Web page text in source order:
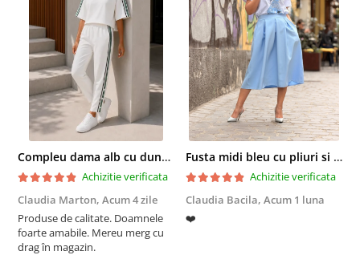
Compleu dama alb cu dungi laterale in nuante de verde si negru
Achizitie verificata
Claudia Marton, Acum 4 zile
Produse de calitate. Doamnele
foarte amabile. Mereu merg cu
drag în magazin.
Fusta midi bleu cu pliuri si buzunare
Achizitie verificata
Claudia Bacila, Acum 1 luna
❤️